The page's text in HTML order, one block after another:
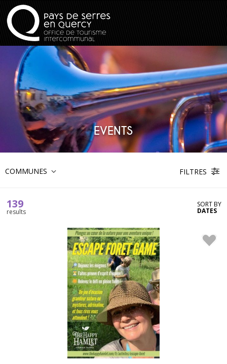
EVENTS
COMMUNES FILTRES
139
results
SORT BY
DATES